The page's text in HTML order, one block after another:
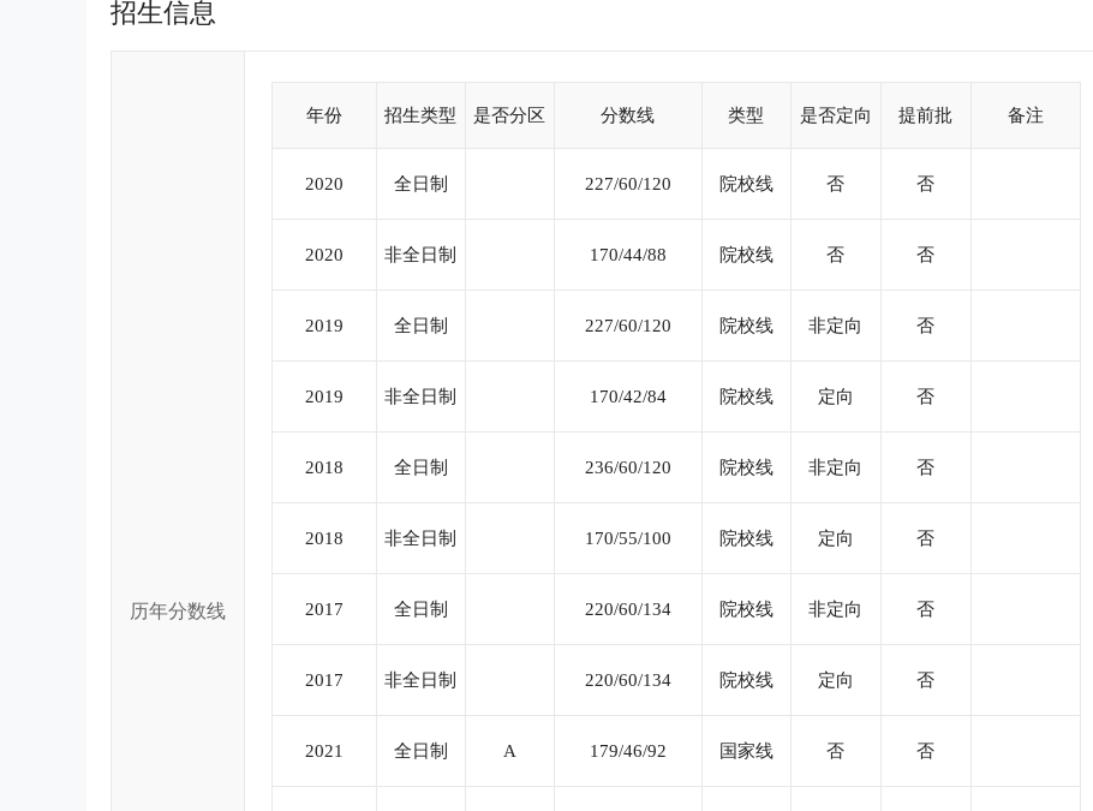
基地，全国会计领军（后备）人才、国有企业总会计师和独立董事的培训基地；还是世界银行全球发展学习网络上海远程学习
年2月，国务院学位委员会授予上海国家会计学院专业硕士学位授予权（单位招生代码80402），独立开展会计硕士专业学位
招生信息
历年分数线
年份 招生类型 是否分区 分数线 类型 是否定向 提前批 备注
2020 全日制 227/60/120 院校线 否 否
2020 非全日制 170/44/88 院校线 否 否
2019 全日制 227/60/120 院校线 非定向 否
2019 非全日制 170/42/84 院校线 定向 否
2018 全日制 236/60/120 院校线 非定向 否
2018 非全日制 170/55/100 院校线 定向 否
2017 全日制 220/60/134 院校线 非定向 否
2017 非全日制 220/60/134 院校线 定向 否
2021 全日制 A 179/46/92 国家线 否 否